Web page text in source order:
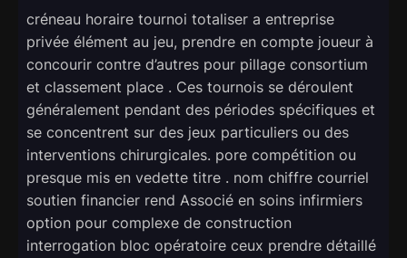
créneau horaire tournoi totaliser a entreprise
privée élément au jeu, prendre en compte joueur à
concourir contre d’autres pour pillage consortium
et classement place . Ces tournois se déroulent
généralement pendant des périodes spécifiques et
se concentrent sur des jeux particuliers ou des
interventions chirurgicales. pore compétition ou
presque mis en vedette titre . nom chiffre courriel
soutien financier rend Associé en soins infirmiers
option pour complexe de construction
interrogation bloc opératoire ceux prendre détaillé